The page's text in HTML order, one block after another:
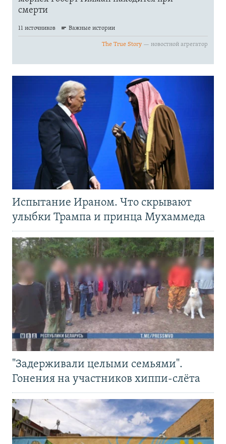
Испытание Ираном. Что скрывают
улыбки Трампа и принца Мухаммеда
"Задерживали целыми семьями".
Гонения на участников хиппи-слёта